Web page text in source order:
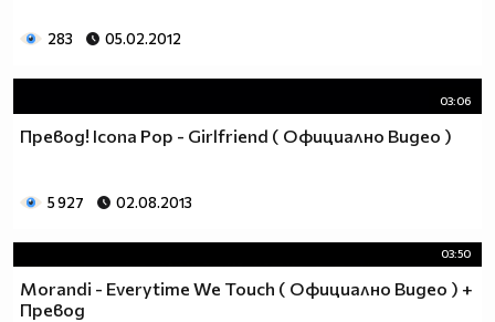
283 05.02.2012
03:06
Превод! Icona Pop - Girlfriend ( Официално Видео )
5 927 02.08.2013
03:50
Morandi - Everytime We Touch ( Официално Видео ) +
Превод